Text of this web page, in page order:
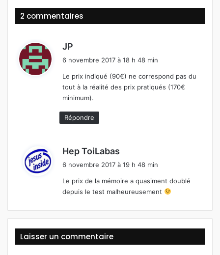
2 commentaires
JP
:
6 novembre 2017 à 18 h 48 min
Le prix indiqué (90€) ne correspond pas du
tout à la réalité des prix pratiqués (170€
minimum).
Répondre
Hep ToiLabas
:
6 novembre 2017 à 19 h 48 min
Le prix de la mémoire a quasiment doublé
depuis le test malheureusement
Laisser un commentaire